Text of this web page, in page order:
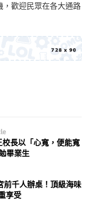
，歡迎民眾在各大通路
長以「心寬，便能寬
畢業生
前千人辦桌！頂級海味
享受